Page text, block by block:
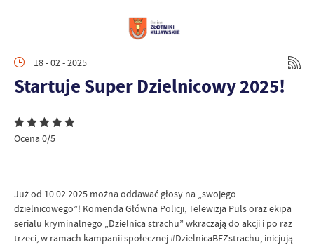
18 - 02 - 2025
Startuje Super Dzielnicowy 2025!
Ocena 0/5
Już od 10.02.2025 można oddawać głosy na „swojego
dzielnicowego”! Komenda Główna Policji, Telewizja Puls oraz ekipa
serialu kryminalnego „Dzielnica strachu” wkraczają do akcji i po raz
trzeci, w ramach kampanii społecznej #DzielnicaBEZstrachu, inicjują